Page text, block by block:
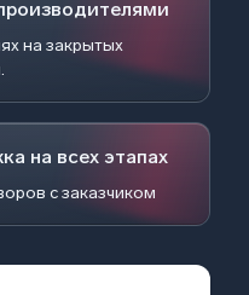
на закрытых
на всех этапах
с заказчиком